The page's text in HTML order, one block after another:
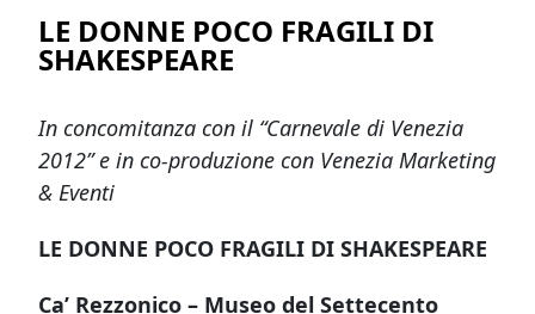
LE DONNE POCO FRAGILI DI
SHAKESPEARE
In concomitanza con il “Carnevale di Venezia
2012” e in co-produzione con Venezia Marketing
& Eventi
LE DONNE POCO FRAGILI DI SHAKESPEARE
Ca’ Rezzonico – Museo del Settecento